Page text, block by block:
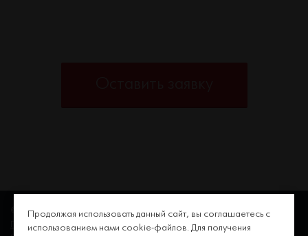
© Гастрономический ресторан Москва, 2016-2026
Пользовательское соглашение
Продолжая использовать данный сайт, вы соглашаетесь с
использованием нами cookie-файлов. Для получения